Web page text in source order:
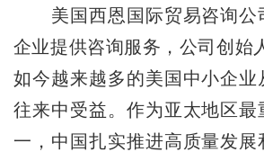
美国西恩国际贸易咨询公
企业提供咨询服务，公司创始
如今越来越多的美国中小企业
往来中受益。作为亚太地区最
一，中国扎实推进高质量发